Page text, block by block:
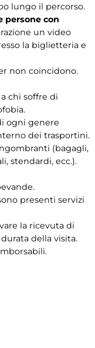
lungo il percorso.
persone con
un video
la biglietteria e
non coincidono.
chi soffre di
ogni genere
dei trasportini.
(bagagli,
stendardi, ecc.).
presenti servizi
la ricevuta di
della visita.